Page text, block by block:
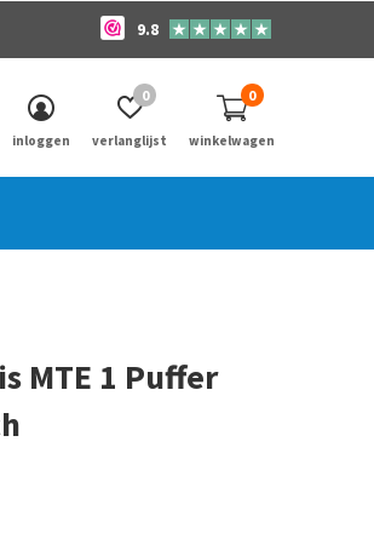
inloggen verlanglijst
0
winkelwagen
0
9.8
MTE 1 Puffer